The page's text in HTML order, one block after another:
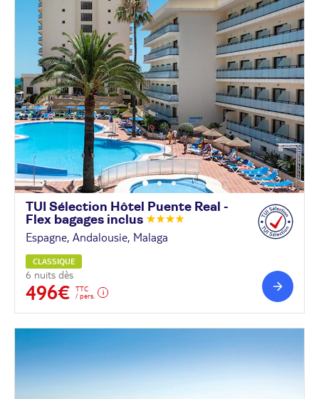
TUI Sélection Hôtel Puente Real -
Flex bagages inclus
Espagne, Andalousie, Malaga
CLASSIQUE
6 nuits dès
496€
TTC
/ pers.